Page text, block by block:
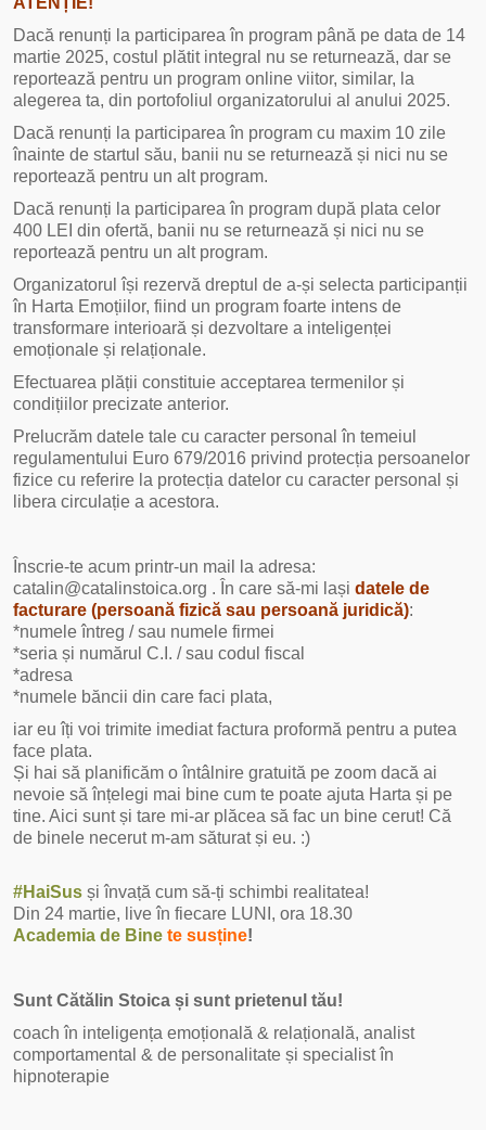
Dacă renunți la participarea în program până pe data de 14
martie 2025, costul plătit integral nu se returnează, dar se
reportează pentru un program online viitor, similar, la
alegerea ta, din portofoliul organizatorului al anului 2025.
Dacă renunți la participarea în program cu maxim 10 zile
înainte de startul său, banii nu se returnează și nici nu se
reportează pentru un alt program.
Dacă renunți la participarea în program după plata celor
400 LEI din ofertă, banii nu se returnează și nici nu se
reportează pentru un alt program.
Organizatorul își rezervă dreptul de a-și selecta participanții
în Harta Emoțiilor, fiind un program foarte intens de
transformare interioară și dezvoltare a inteligenței
emoționale și relaționale.
Efectuarea plății constituie acceptarea termenilor și
condițiilor precizate anterior.
Prelucrăm datele tale cu caracter personal în temeiul
regulamentului Euro 679/2016 privind protecția persoanelor
fizice cu referire la protecția datelor cu caracter personal și
libera circulație a acestora.
Înscrie-te acum printr-un mail la adresa:
catalin@catalinstoica.org . În care să-mi lașidatele de
facturare (persoană fizică sau persoană juridică):
*numele întreg / sau numele firmei
*seria și numărul C.I. / sau codul fiscal
*adresa
*numele băncii din care faci plata,
iar eu îți voi trimite imediat factura proformă pentru a putea
face plata.
Și hai să planificăm o întâlnire gratuită pe zoom dacă ai
nevoie să înțelegi mai bine cum te poate ajuta Harta și pe
tine. Aici sunt și tare mi-ar plăcea să fac un bine cerut! Că
de binele necerut m-am săturat și eu. :)
#HaiSus și învață cum să-ți schimbi realitatea!
Din 24 martie, live în fiecare LUNI, ora 18.30
Academia de Bine te susține!
Sunt Cătălin Stoica și sunt prietenul tău!
coach în inteligența emoțională & relațională, analist
comportamental & de personalitate și specialist în
hipnoterapie